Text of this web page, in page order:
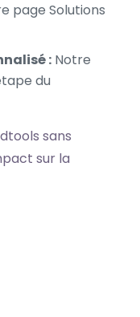
page Solutions
: Notre
du
sans
sur la